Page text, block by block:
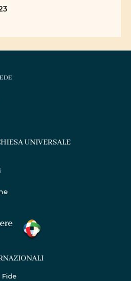
UNIVERSALE
Fide